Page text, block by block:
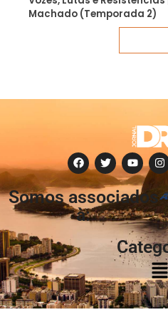
Machado (Temporada 2)
Somos associados
à: